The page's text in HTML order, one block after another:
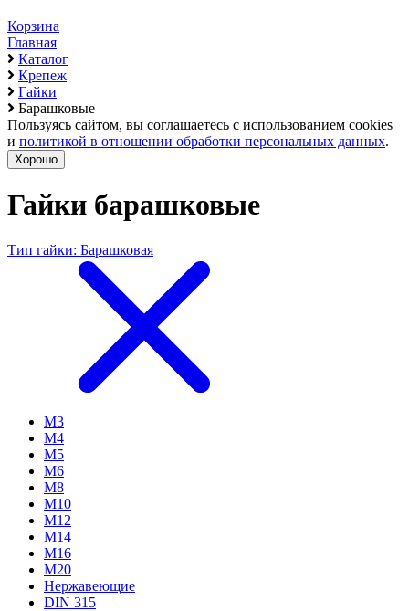
Корзина
Главная
Каталог
Крепеж
Гайки
Барашковые
Пользуясь сайтом, вы соглашаетесь с использованием cookies
и политикой в отношении обработки персональных данных.
Хорошо
Гайки барашковые
Тип гайки: Барашковая
М3
М4
М5
М6
М8
М10
М12
М14
М16
М20
Нержавеющие
DIN 315